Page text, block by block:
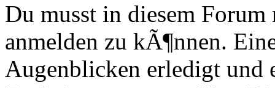
Du musst in diesem
anmelden zu kÃ¶nnen.
Augenblicken erledigt und